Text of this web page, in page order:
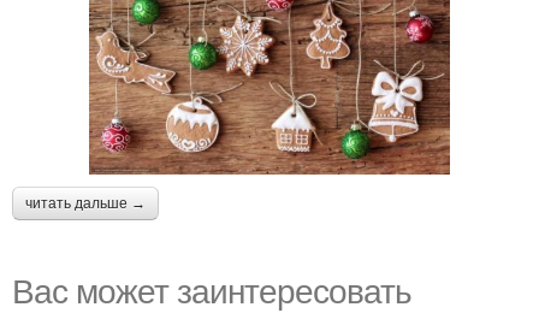
читать дальше →
Вас может заинтересовать